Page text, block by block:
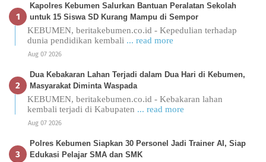
Kapolres Kebumen Salurkan Bantuan Peralatan Sekolah
untuk 15 Siswa SD Kurang Mampu di Sempor
KEBUMEN, beritakebumen.co.id - Kepedulian terhadap
dunia pendidikan kembali ... read more
Aug 07 2026
Dua Kebakaran Lahan Terjadi dalam Dua Hari di Kebumen,
Masyarakat Diminta Waspada
KEBUMEN, beritakebumen.co.id - Kebakaran lahan
kembali terjadi di Kabupaten ... read more
Aug 07 2026
Polres Kebumen Siapkan 30 Personel Jadi Trainer AI, Siap
Edukasi Pelajar SMA dan SMK